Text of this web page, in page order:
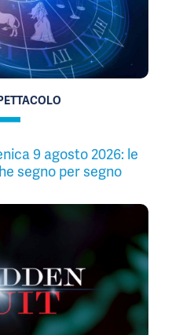
9 agosto 2026: le
segno per segno